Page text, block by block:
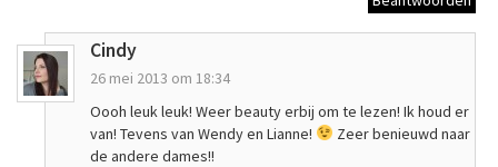
Cindy
26 mei 2013 om 18:34
Oooh leuk leuk! Weer beauty erbij om te lezen! Ik houd er
van! Tevens van Wendy en Lianne!
Zeer benieuwd naar
de andere dames!!